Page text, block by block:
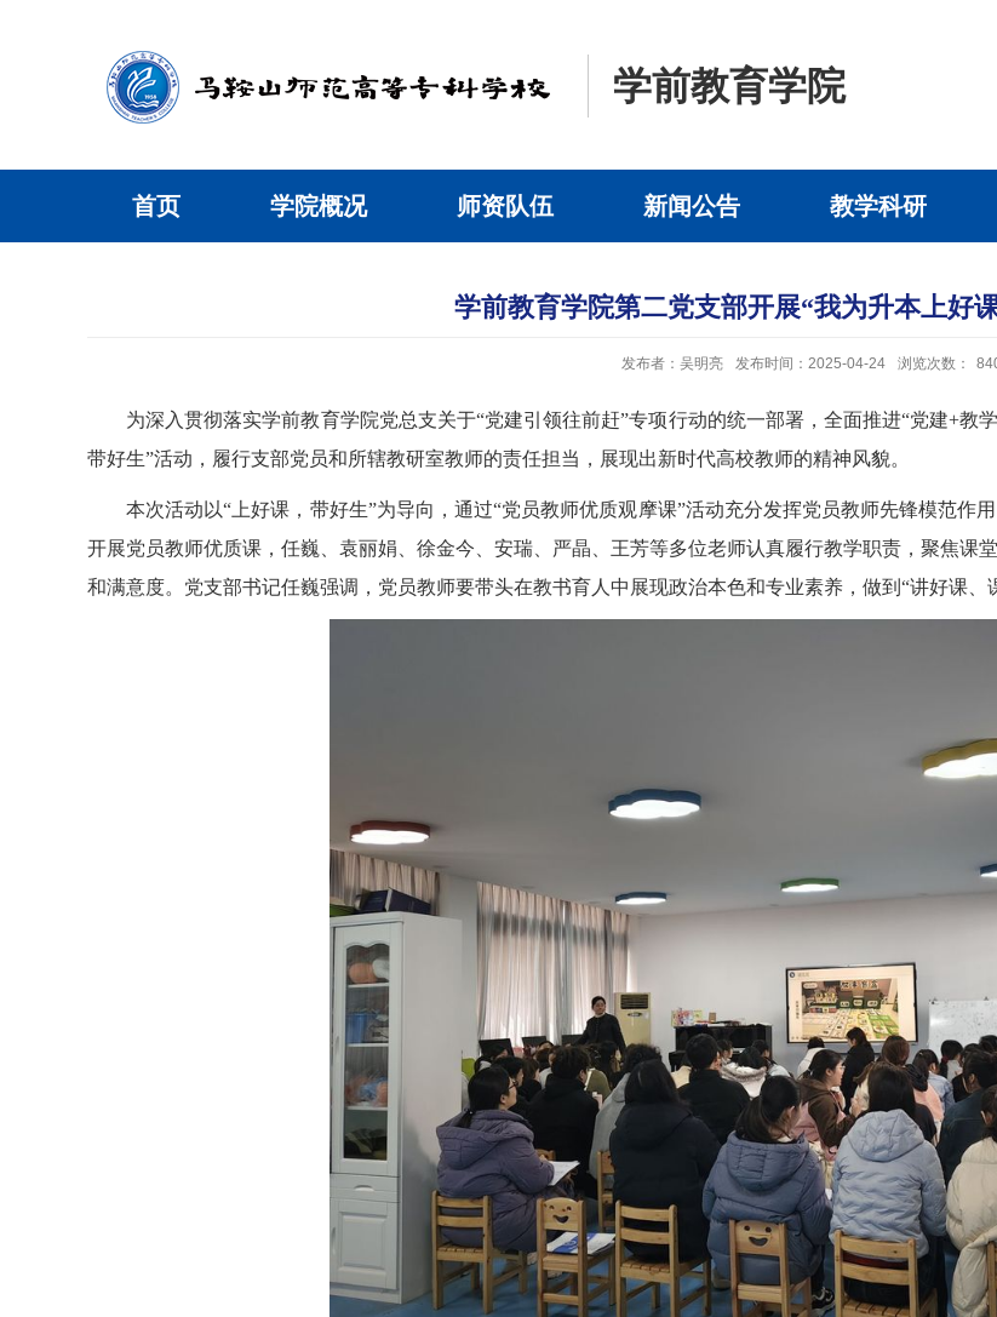
学前教育学院
首页 学院概况 师资队伍 新闻公告 教学科研
学前教育学院第二党支部开展“我为升本上好
发布者：吴明亮 发布时间：2025-04-24 浏览次数：
为深入贯彻落实学前教育学院党总支关于“党建引领往前赶”专项行动的统一部署，全面推进“党建+教
带好生”活动，履行支部党员和所辖教研室教师的责任担当，展现出新时代高校教师的精神风貌。
本次活动以“上好课，带好生”为导向，通过“党员教师优质观摩课”活动充分发挥党员教师先锋模范
开展党员教师优质课，任巍、袁丽娟、徐金今、安瑞、严晶、王芳等多位老师认真履行教学职责，聚焦课
和满意度。党支部书记任巍强调，党员教师要带头在教书育人中展现政治本色和专业素养，做到“讲好课、